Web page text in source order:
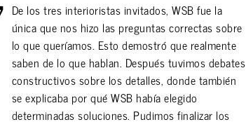
De los tres interioristas invitados, WSB fue la
única que nos hizo las preguntas correctas sobre
lo que queríamos. Esto demostró que realmente
saben de lo que hablan. Después tuvimos debates
constructivos sobre los detalles, donde también
se explicaba por qué WSB había elegido
determinadas soluciones. Pudimos finalizar los